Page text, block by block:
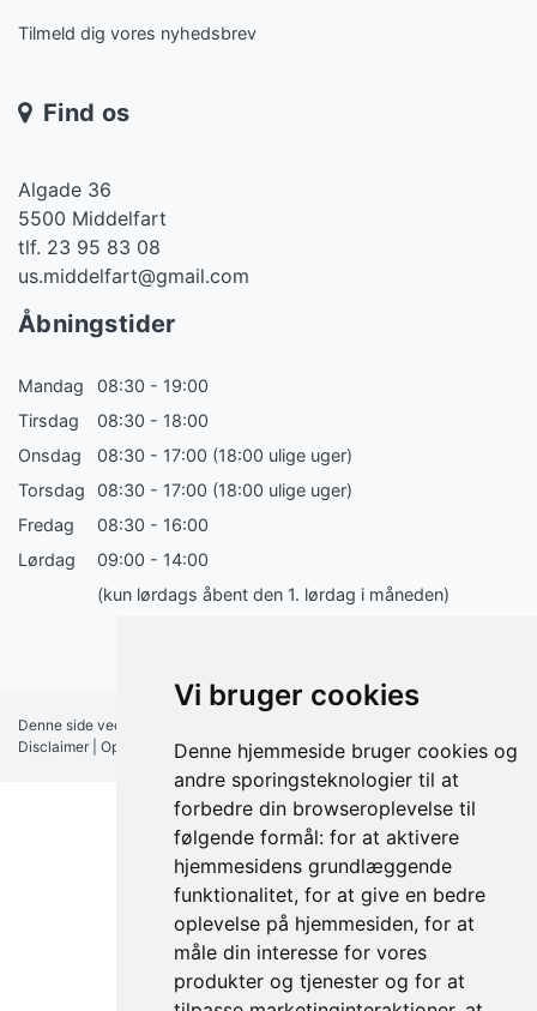
Vi bruger cookies
Denne hjemmeside bruger cookies og
andre sporingsteknologier til at
forbedre din browseroplevelse til
følgende formål: for at aktivere
hjemmesidens grundlæggende
funktionalitet, for at give en bedre
oplevelse på hjemmesiden, for at
måle din interesse for vores
produkter og tjenester og for at
Tilmeld dig vores nyhedsbrev
Find os
Algade 36
5500 Middelfart
tlf. 23 95 83 08
us.middelfart@gmail.com
Åbningstider
Mandag
08:30 - 19:00
Tirsdag
08:30 - 18:00
Onsdag
08:30 - 17:00 (18:00 ulige uger)
Torsdag
08:30 - 17:00 (18:00 ulige uger)
Fredag
08:30 - 16:00
Lørdag
09:00 - 14:00
(kun lørdags åbent den 1. lørdag i måneden)
Denne side vedligeholdes af FÆRCH A/S |
Disclaimer
Opdater cookie præferencer